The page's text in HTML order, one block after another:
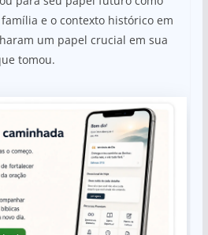
e o contexto histórico em
um papel crucial em sua
tomou.